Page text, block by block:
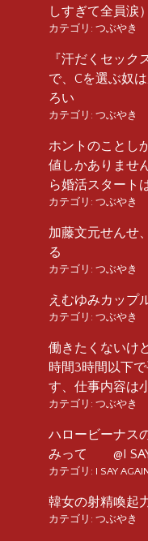
しすぎて全員涙）
カテゴリ: つぶやき
『汗だくセック
で、Cを選ぶ奴
ろい
カテゴリ: つぶやき
ホントのことし
値しかありませ
ら婚活スタート
カテゴリ: つぶやき
加藤文元せんせ
る
カテゴリ: つぶやき
えむゆみカップ
カテゴリ: つぶやき
働きたくないけ
時間3時間以下
す、仕事内容は
カテゴリ: つぶやき
ハロービーナス
みって @I SAY
カテゴリ: I SAY
韓女の射精喚起
カテゴリ: つぶやき